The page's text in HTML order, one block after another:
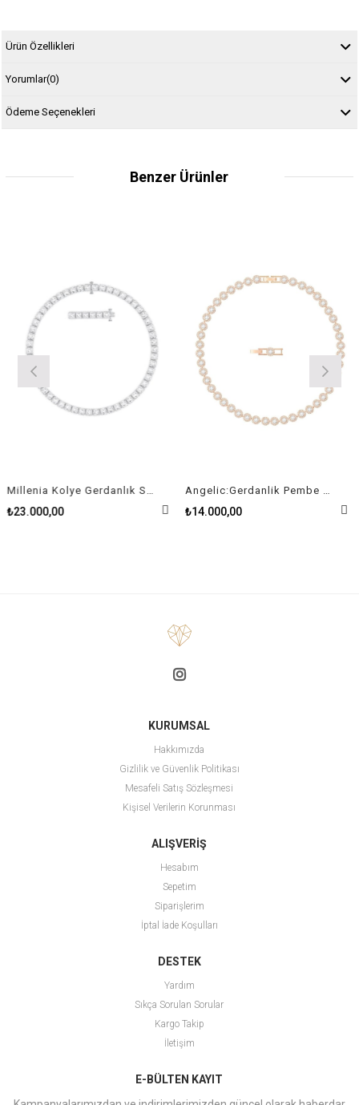
Ürün Özellikleri
Yorumlar(0)
Ödeme Seçenekleri
Benzer Ürünler
Millenia Kolye Gerdanlık Swarovski Zirconia Kare Kristal Rodyum Kaplama
₺23.000,00
Angelic:Gerdanlik Pembe Altin Kaplama
₺14.000,00
KURUMSAL
Hakkımızda
Gizlilik ve Güvenlik Politikası
Mesafeli Satış Sözleşmesi
Kişisel Verilerin Korunması
ALIŞVERİŞ
Hesabım
Sepetim
Siparişlerim
İptal İade Koşulları
DESTEK
Yardım
Sıkça Sorulan Sorular
Kargo Takip
İletişim
E-BÜLTEN KAYIT